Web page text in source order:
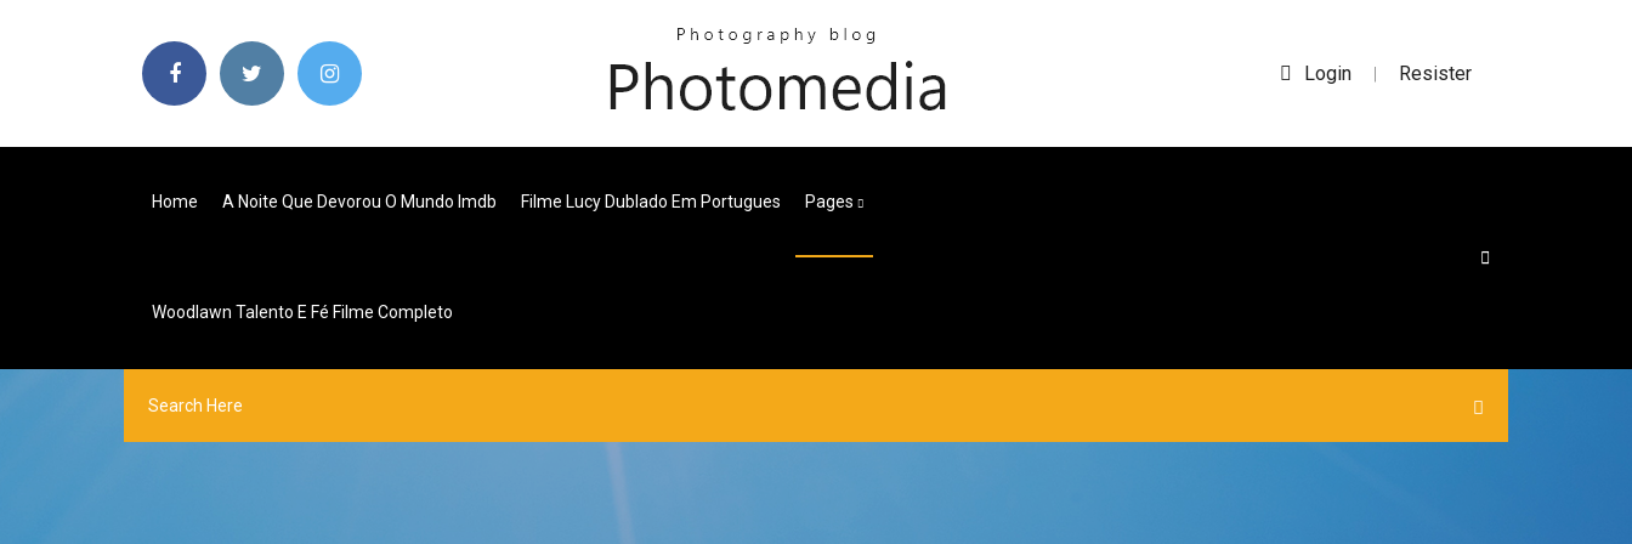
Login | Resister
Home A Noite Que Devorou O Mundo Imdb Filme Lucy Dublado Em Portugues Pages
Woodlawn Talento E Fé Filme Completo